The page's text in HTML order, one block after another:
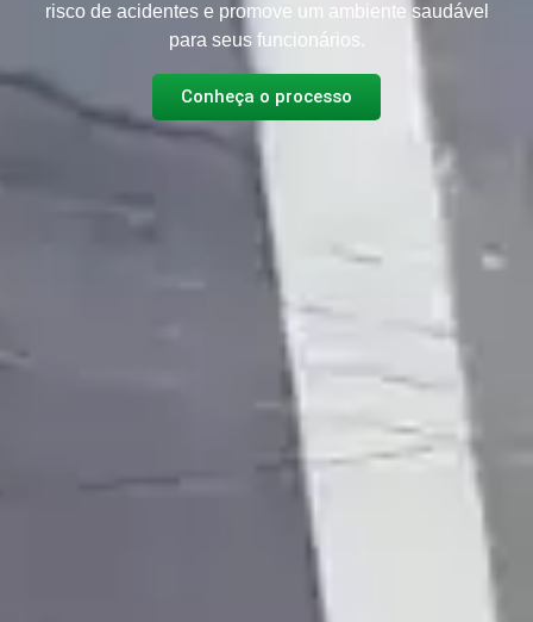
risco de acidentes e promove um ambiente saudável
para seus funcionários.
Conheça o processo